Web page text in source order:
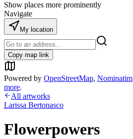
Show places more prominently
Navigate
My location
Copy map link
Powered by OpenStreetMap, Nominatim
more.
All artworks
Larissa Bertonasco
Flowerpowers